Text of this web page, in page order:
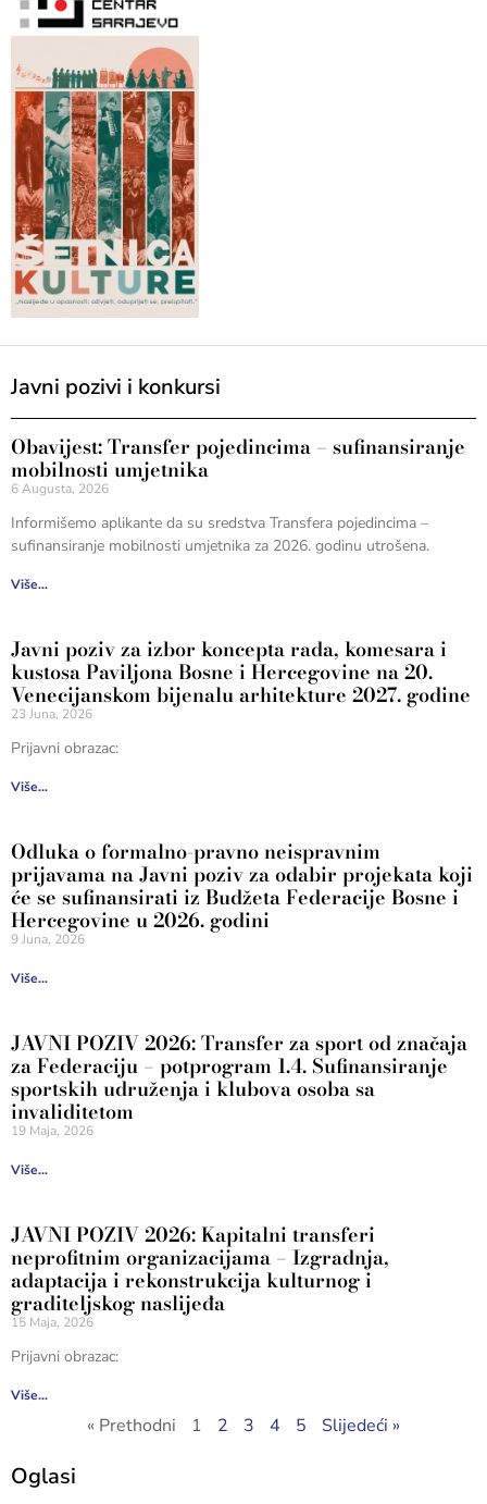
Javni pozivi i konkursi
Obavijest: Transfer pojedincima – sufinansiranje
mobilnosti umjetnika
6 Augusta, 2026
Informišemo aplikante da su sredstva Transfera pojedincima –
sufinansiranje mobilnosti umjetnika za 2026. godinu utrošena.
Više...
Javni poziv za izbor koncepta rada, komesara i
kustosa Paviljona Bosne i Hercegovine na 20.
Venecijanskom bijenalu arhitekture 2027. godine
23 Juna, 2026
Prijavni obrazac:
Više...
Odluka o formalno-pravno neispravnim
prijavama na Javni poziv za odabir projekata koji
će se sufinansirati iz Budžeta Federacije Bosne i
Hercegovine u 2026. godini
9 Juna, 2026
Više...
JAVNI POZIV 2026: Transfer za sport od značaja
za Federaciju – potprogram 1.4. Sufinansiranje
sportskih udruženja i klubova osoba sa
invaliditetom
19 Maja, 2026
Više...
JAVNI POZIV 2026: Kapitalni transferi
neprofitnim organizacijama – Izgradnja,
adaptacija i rekonstrukcija kulturnog i
graditeljskog naslijeđa
15 Maja, 2026
Prijavni obrazac:
Više...
« Prethodni 1 2 3 4 5 Slijedeći »
Oglasi